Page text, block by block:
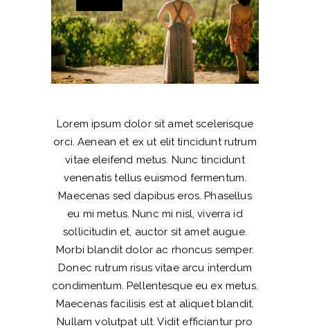
Lorem ipsum dolor sit amet scelerisque
orci. Aenean et ex ut elit tincidunt rutrum
vitae eleifend metus. Nunc tincidunt
venenatis tellus euismod fermentum.
Maecenas sed dapibus eros. Phasellus
eu mi metus. Nunc mi nisl, viverra id
sollicitudin et, auctor sit amet augue.
Morbi blandit dolor ac rhoncus semper.
Donec rutrum risus vitae arcu interdum
condimentum. Pellentesque eu ex metus.
Maecenas facilisis est at aliquet blandit.
Nullam volutpat ult. Vidit efficiantur pro